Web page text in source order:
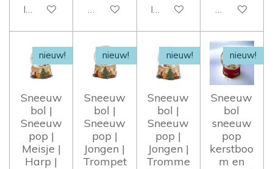
In winkelwagenHoud mij op de hoogteIn winkelwagenHoud mij op
nieuw!
Sneeuw
bol |
Sneeuw
pop |
Meisje |
Harp |
nieuw!
Sneeuw
bol |
Sneeuw
pop |
Jongen |
Trompet
nieuw!
Sneeuw
bol |
Sneeuw
pop |
Jongen |
Tromme
nieuw!
Sneeuw
bol
sneeuw
pop
kerstboo
m en